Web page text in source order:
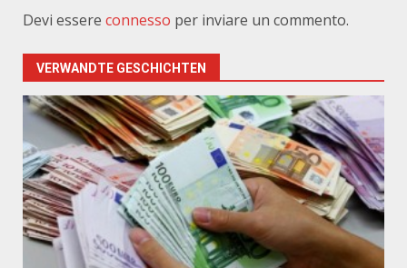
Devi essere connesso per inviare un commento.
VERWANDTE GESCHICHTEN